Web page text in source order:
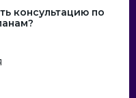
консультацию по